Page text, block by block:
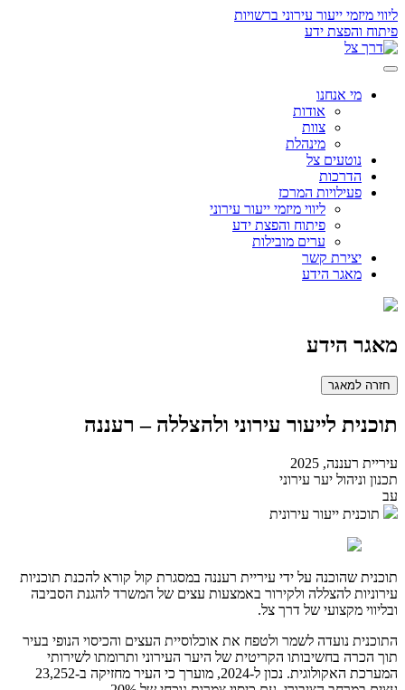
ליווי מיזמי ייעור עירוני ברשויות
פיתוח והפצת ידע
מי אנחנו
אודות
צוות
מינהלת
נוטעים צל
הדרכות
פעילויות המרכז
ליווי מיזמי ייעור עירוני
פיתוח והפצת ידע
ערים מובילות
יצירת קשר
מאגר הידע
מאגר הידע
חזרה למאגר
תוכנית לייעור עירוני ולהצללה – רעננה
עיריית רעננה, 2025
תכנון וניהול יער עירוני
עב
תוכנית ייעור עירונית
תוכנית שהוכנה על ידי עיריית רעננה במסגרת קול קורא להכנת תוכניות
עירוניות להצללה ולקירור באמצעות עצים של המשרד להגנת הסביבה
ובליווי מקצועי של דרך צל.
התוכנית נועדה לשמר ולטפח את אוכלוסיית העצים והכיסוי הנופי בעיר
תוך הכרה בחשיבותו הקריטית של היער העירוני ותרומתו לשירותי
המערכת האקולוגית. נכון ל-2024, מוערך כי העיר מחזיקה ב-23,252